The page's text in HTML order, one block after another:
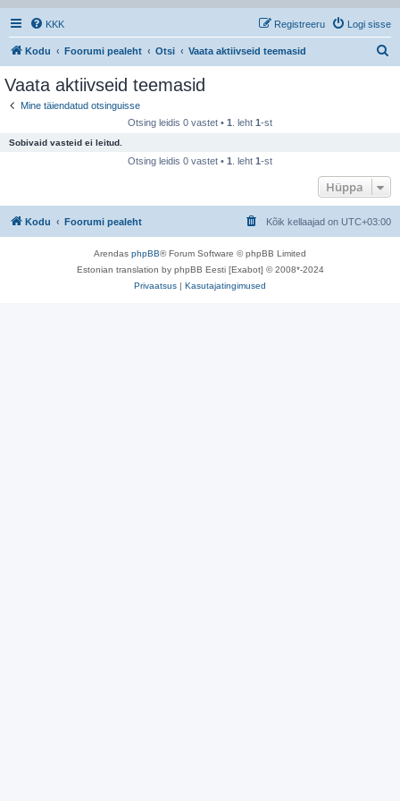
KKK Logi sisse
Registreeru
Kodu Foorumi pealeht Otsi Vaata aktiivseid teemasid
Vaata aktiivseid teemasid
Mine täiendatud otsinguisse
Otsing leidis 0 vastet • 1 . leht 1-st
Sobivaid vasteid ei leitud.
Otsing leidis 0 vastet • 1 . leht 1-st
Hüppa
Kodu Foorumi pealeht Kõik kellaajad on UTC+03:00
Arendas phpBB® Forum Software © phpBB Limited
Estonian translation by phpBB Eesti [Exabot] © 2008*-2024
Privaatsus | Kasutajatingimused